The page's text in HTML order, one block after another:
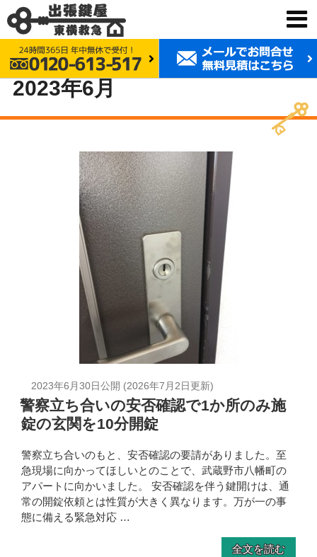
鍵交換 東横救急 2023年6月
2023年6月
2023年6月30日公開 (2026年7月2日更新)
警察立ち合いの安否確認で1か所のみ施
錠の玄関を10分開錠
警察立ち合いのもと、安否確認の要請がありました。至
急現場に向かってほしいとのことで、武蔵野市八幡町の
アパートに向かいました。 安否確認を伴う鍵開けは、通
常の開錠依頼とは性質が大きく異なります。万が一の事
態に備える緊急対応 …
全文を読む